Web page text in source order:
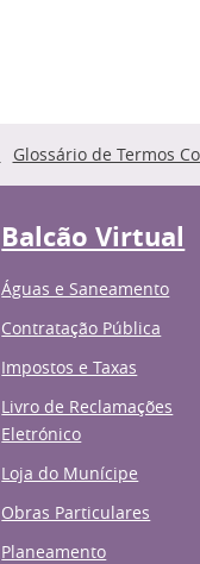
Glossário de Termos
Balcão Virtual
Águas e Saneamento
Contratação Pública
Impostos e Taxas
Livro de Reclamações
Eletrónico
Loja do Munícipe
Obras Particulares
Planeamento